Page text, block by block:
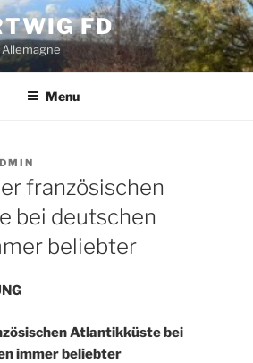
FD
Allemagne
Menu
französischen
bei deutschen
beliebter
Atlantikküste bei
immer beliebter